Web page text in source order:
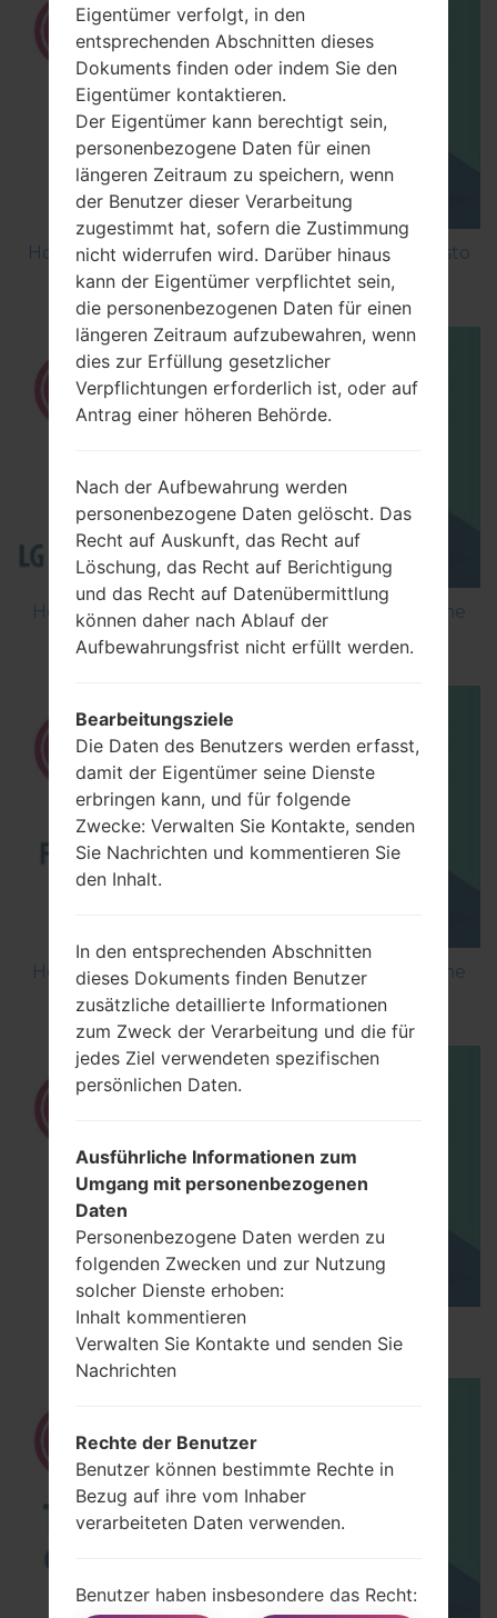
How to Factory Reset through menu on LG Aristo
MS210?
How to Flash Stock Firmware on LG Smartphone
using LG Flash Tool 2014?
How to Flash Stock Firmware on LG Smartphone
using LG UP?
How to Hard Reset on LG G5 H850?
Eigentümer verfolgt, in den
entsprechenden Abschnitten dieses
Dokuments finden oder indem Sie den
Eigentümer kontaktieren.
Der Eigentümer kann berechtigt sein,
personenbezogene Daten für einen
längeren Zeitraum zu speichern, wenn
der Benutzer dieser Verarbeitung
zugestimmt hat, sofern die Zustimmung
nicht widerrufen wird. Darüber hinaus
kann der Eigentümer verpflichtet sein,
die personenbezogenen Daten für einen
längeren Zeitraum aufzubewahren, wenn
dies zur Erfüllung gesetzlicher
Verpflichtungen erforderlich ist, oder auf
Antrag einer höheren Behörde.
Nach der Aufbewahrung werden
personenbezogene Daten gelöscht. Das
Recht auf Auskunft, das Recht auf
Löschung, das Recht auf Berichtigung
und das Recht auf Datenübermittlung
können daher nach Ablauf der
Aufbewahrungsfrist nicht erfüllt werden.
Bearbeitungsziele
Die Daten des Benutzers werden erfasst,
damit der Eigentümer seine Dienste
erbringen kann, und für folgende
Zwecke: Verwalten Sie Kontakte, senden
Sie Nachrichten und kommentieren Sie
den Inhalt.
In den entsprechenden Abschnitten
dieses Dokuments finden Benutzer
zusätzliche detaillierte Informationen
zum Zweck der Verarbeitung und die für
jedes Ziel verwendeten spezifischen
persönlichen Daten.
Ausführliche Informationen zum
Umgang mit personenbezogenen
Daten
Personenbezogene Daten werden zu
folgenden Zwecken und zur Nutzung
solcher Dienste erhoben:
Inhalt kommentieren
Verwalten Sie Kontakte und senden Sie
Nachrichten
Rechte der Benutzer
Benutzer können bestimmte Rechte in
Bezug auf ihre vom Inhaber
verarbeiteten Daten verwenden.
Benutzer haben insbesondere das Recht: